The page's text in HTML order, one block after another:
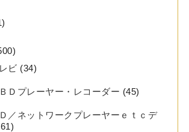
ビ (34)
Ｄプレーヤー・レコーダー (45)
／ネットワークプレーヤーｅｔｃデ